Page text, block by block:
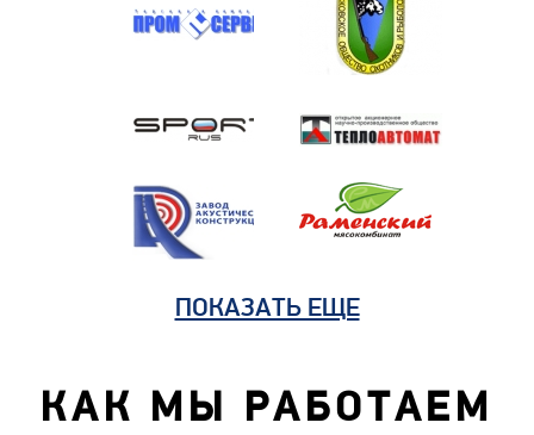
ПОКАЗАТЬ ЕЩЕ
КАК МЫ РАБОТАЕМ